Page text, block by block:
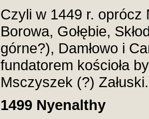
Czyli w 1449 r. oprócz
Borowa, Gołębie,
górne?), Damłowo i
fundatorem kościoła
Msczyszek (?) Załuski.
1499 Nyenalthy